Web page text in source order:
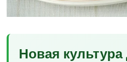
Новая